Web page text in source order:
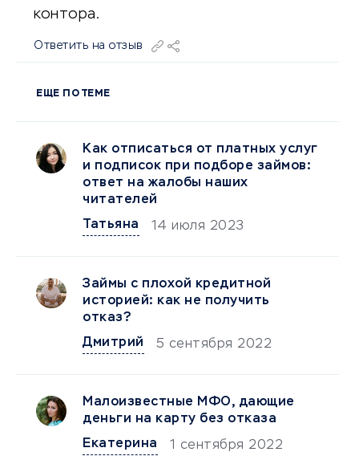
контора.
Ответить на отзыв
ЕЩЕ ПО ТЕМЕ
Как отписаться от платных услуг
и подписок при подборе займов:
ответ на жалобы наших
читателей
Татьяна
14 июля 2023
Займы с плохой кредитной
историей: как не получить
отказ?
Дмитрий
5 сентября 2022
Малоизвестные МФО, дающие
деньги на карту без отказа
Екатерина
1 сентября 2022